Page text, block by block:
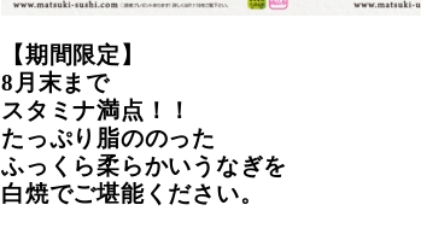
【期間限定】
8月末まで
スタミナ満点！！
たっぷり脂ののった
ふっくら柔らかいうなぎを
白焼でご堪能ください。